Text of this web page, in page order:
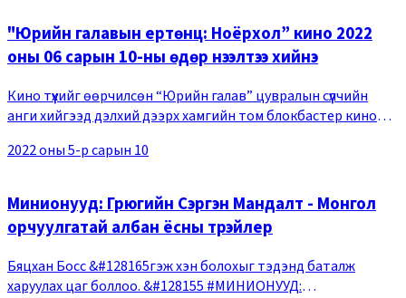
"Юрийн галавын ертөнц: Ноёрхол” кино 2022
оны 06 сарын 10-ны өдөр нээлтээ хийнэ
Кино түүхийг өөрчилсөн “Юрийн галав” цувралын сүүлчийн
анги хийгээд дэлхий дээрх хамгийн том блокбастер кино
10-ны өдөр нээлтээ хийхтэй холбогду
2022 оны 5-р сарын 10
Минионууд: Грюгийн Сэргэн Мандалт - Монгол
орчуулгатай албан ёсны трэйлер
Бяцхан Босс &#128165гэж хэн болохыг тэдэнд баталж
харуулах цаг боллоо. &#128155 #МИНИОНУУД: